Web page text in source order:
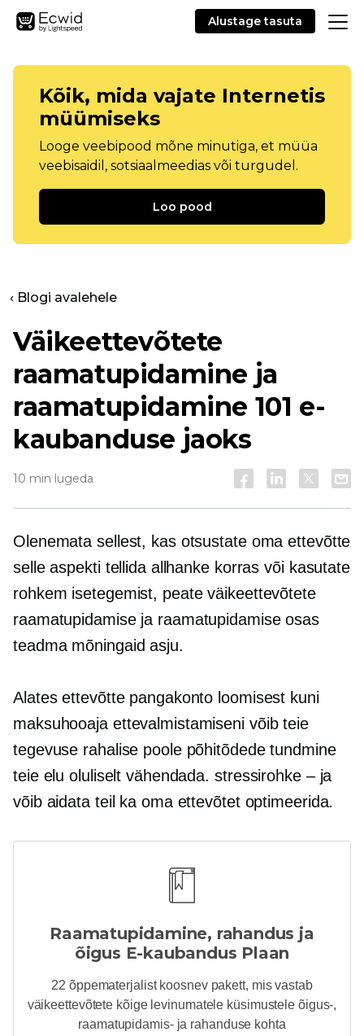
Alustage tasuta
Kõik, mida vajate Internetis
müümiseks
Looge veebipood mõne minutiga, et müüa
veebisaidil, sotsiaalmeedias või turgudel.
Loo pood
‹ Blogi avalehele
Väikeettevõtete
raamatupidamine ja
raamatupidamine 101 e-
kaubanduse jaoks
10 min lugeda
Olenemata sellest, kas otsustate oma ettevõtte
selle aspekti tellida allhanke korras või kasutate
rohkem isetegemist, peate väikeettevõtete
raamatupidamise ja raamatupidamise osas
teadma mõningaid asju.
Alates ettevõtte pangakonto loomisest kuni
maksuhooaja ettevalmistamiseni võib teie
tegevuse rahalise poole põhitõdede tundmine
teie elu oluliselt vähendada. stressirohke – ja
võib aidata teil ka oma ettevõtet optimeerida.
Raamatupidamine, rahandus ja
õigus E-kaubandus Plaan
22 õppematerjalist koosnev pakett, mis vastab
väikeettevõtete kõige levinumatele küsimustele õigus-,
raamatupidamis- ja rahanduse kohta